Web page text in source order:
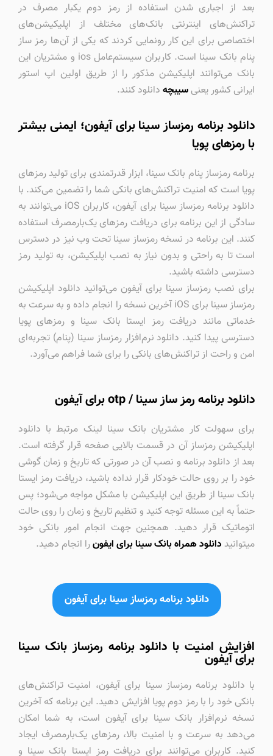
بعد از اجباری شدن استفاده از رمز دوم یکبار مصرف در
تراکنش‌های اینترنتی بانک‌های مختلف از اپلیکیشن‌های
اختصاصی برای این کار رونمایی کردند که یکی از آن‌ها رمز ساز
پنام بانک سینا است. کاربران سیستم‌عامل ios و مشتریان این
بانک می‌توانند اپلیکیشن مذکور را از طریق اولین اپ استور
ایرانی کشور یعنی سیبچه دانلود کنند.
دانلود برنامه رمزساز سینا برای آیفون؛ ایمنی بیشتر
با رمزهای پویا
برنامه رمزساز پنام بانک سینا، ابزار قدرتمندی برای تولید رمزهای
پویا است که امنیت تراکنش‌های بانکی شما را تضمین می‌کند. با
دانلود برنامه رمزساز سینا برای آیفون، کاربران iOS می‌توانند به
سادگی از این برنامه برای دریافت رمزهای یک‌بارمصرف استفاده
کنند. این برنامه در نسخه رمزساز سینا تحت وب نیز در دسترس
است تا به راحتی و بدون نیاز به نصب اپلیکیشن، به تولید رمز
دسترسی داشته باشید.
برای نصب رمزساز سینا برای آیفون می‌توانید دانلود اپلیکیشن
رمزساز سینا برای iOS آخرین نسخه را انجام داده و به سرعت به
خدماتی مانند دریافت رمز ایستا بانک سینا و رمزهای پویا
دسترسی پیدا کنید. دانلود نرم‌افزار رمزساز سینا (پنام) تجربه‌ای
امن و راحت از تراکنش‌های بانکی را برای شما فراهم می‌آورد.
دانلود برنامه رمز ساز سینا / otp برای آیفون
برای سهولت کار مشتریان بانک سینا لینک مرتبط با دانلود
اپلیکیشن رمزساز آن در قسمت بالایی صفحه قرار گرفته‌ است.
بعد از دانلود برنامه و نصب آن در صورتی که تاریخ و زمان گوشی
خود را بر روی حالت خودکار قرار نداده باشید، دریافت رمز ایستا
بانک سینا از طریق این اپلیکیشن با مشکل مواجه می‌شود؛ پس
حتماً به این مسئله توجه کنید و تنظیم تاریخ و زمان را روی حالت
اتوماتیک قرار دهید. همچنین جهت انجام امور بانکی خود
میتوانید دانلود همراه بانک سینا برای ایفونرا انجام دهید.
دانلود برنامه رمزساز سینا برای آیفون
افزایش امنیت با دانلود برنامه رمزساز بانک سینا
برای آیفون
با دانلود برنامه رمزساز سینا برای آیفون، امنیت تراکنش‌های
بانکی خود را با رمز دوم پویا افزایش دهید. این برنامه که آخرین
نسخه نرم‌افزار بانک سینا برای آیفون است، به شما امکان
می‌دهد به سرعت و با امنیت بالا، رمزهای یک‌بارمصرف ایجاد
کنید. کاربران می‌توانند برای دریافت رمز ایستا بانک سینا و